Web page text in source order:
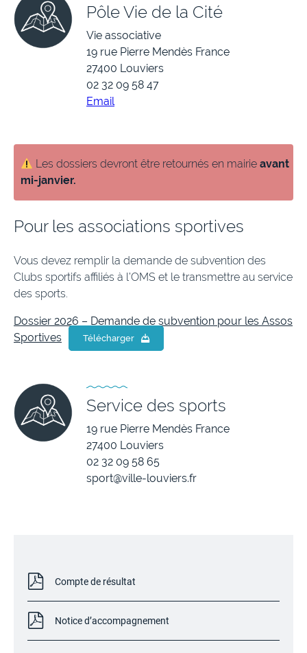
Pôle Vie de la Cité
Vie associative
19 rue Pierre Mendès France
27400 Louviers
02 32 09 58 47
Email
Les dossiers devront être retournés en mairieavant
mi-janvier.
Pour les associations sportives
Vous devez remplir la demande de subvention des
Clubs sportifs affiliés à l’OMS et le transmettre au service
des sports.
Dossier 2026 – Demande de subvention pour les Assos
Sportives
Télécharger
Service des sports
19 rue Pierre Mendès France
27400 Louviers
02 32 09 58 65
sport@ville-louviers.fr
Compte de résultat
Notice d’accompagnement